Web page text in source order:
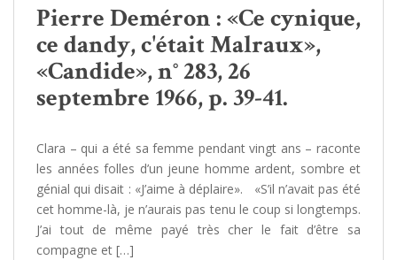
Pierre Deméron : «Ce cynique,
ce dandy, c'était Malraux»,
«Candide», n° 283, 26
septembre 1966, p. 39-41.
Clara – qui a été sa femme pendant vingt ans – raconte
les années folles d’un jeune homme ardent, sombre et
génial qui disait : «J’aime à déplaire». «S’il n’avait pas été
cet homme-là, je n’aurais pas tenu le coup si longtemps.
J’ai tout de même payé très cher le fait d’être sa
compagne et […]